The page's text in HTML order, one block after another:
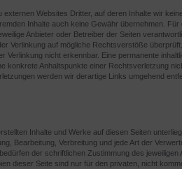
externen Websites Dritter, auf deren Inhalte wir
Inhalte auch keine Gewähr übernehmen. Für
Anbieter oder Betreiber der Seiten
Verlinkung auf mögliche Rechtsverstöße
Verlinkung nicht erkennbar. Eine permanente
konkrete Anhaltspunkte einer Rechtsverletzung
werden wir derartige Links umgehend
Inhalte und Werke auf diesen Seiten
Bearbeitung, Verbreitung und jede Art der
der schriftlichen Zustimmung des jeweiligen
dieser Seite sind nur für den privaten, nicht